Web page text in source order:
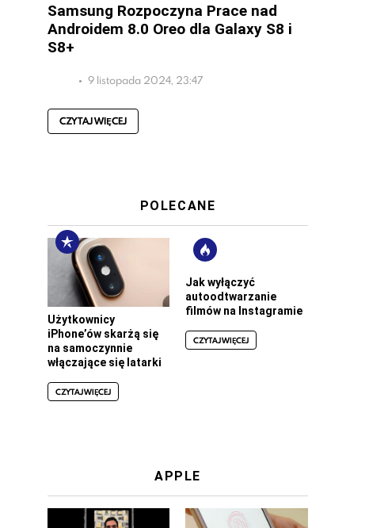
Samsung Rozpoczyna Prace nad
Androidem 8.0 Oreo dla Galaxy S8 i
S8+
9 listopada 2024, 23:47
CZYTAJ WIĘCEJ
POLECANE
Użytkownicy
iPhone’ów skarżą się
na samoczynnie
włączające się latarki
CZYTAJ WIĘCEJ
Jak wyłączyć
autoodtwarzanie
filmów na Instagramie
CZYTAJ WIĘCEJ
APPLE